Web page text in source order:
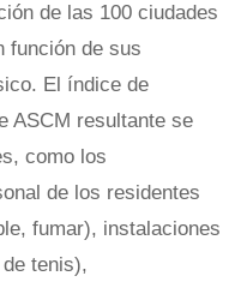
de las 100 ciudades
función de sus
El índice de
ASCM resultante se
como los
de los residentes
fumar), instalaciones
tenis),